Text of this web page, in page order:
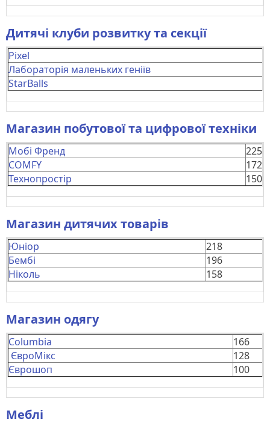
Дитячі клуби розвитку та секції
Pixel
Лабораторія маленьких геніїв
StarBalls
Магазин побутової та цифрової техніки
Мобі Френд
225
COMFY
172
Технопростір
150
Магазин дитячих товарів
Юніор
218
Бембі
196
Ніколь
158
Магазин одягу
Columbia
166
ЄвроМікс
128
Єврошоп
100
Меблі